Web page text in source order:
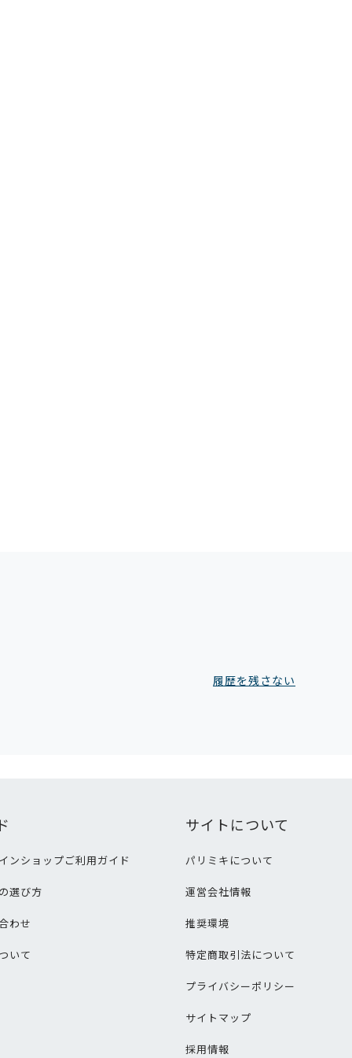
履歴を残さない
ンショップご利用ガイド
選び方
わせ
いて
サイトについて
パリミキについて
運営会社情報
推奨環境
特定商取引法について
プライバシーポリシー
サイトマップ
採用情報